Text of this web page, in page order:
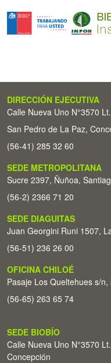
DIRECCIÓN EJECUTIVA
Calle Nueva Uno N°3570
San Pedro de La Paz,
(56-41) 285 32 60
SEDE METROPOLITANA
Sucre 2397, Ñuñoa,
(56-2) 2366 71 20
SEDE DIAGUITAS
Juan Georgini Runi 1507,
(56-51) 236 26 00
OFICINA CHILOÉ
Pasaje Los Queltehues s/
(56-65) 263 65 74
SEDE BIOBÍO
Calle Nueva Uno N°3570
Concepción